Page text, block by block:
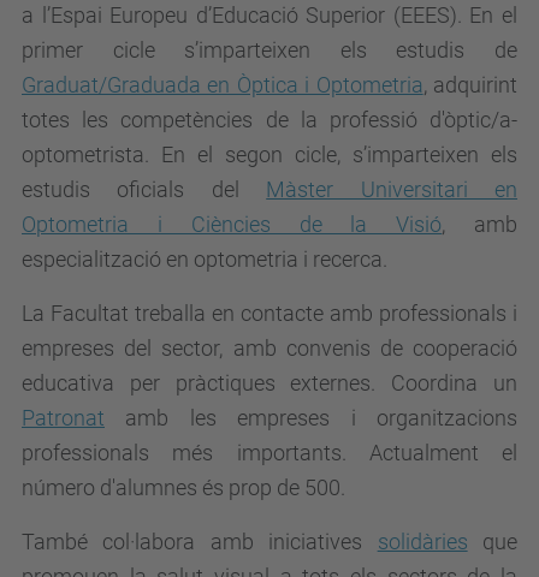
a l’Espai Europeu d’Educació Superior (EEES). En el
primer cicle s’imparteixen els estudis de
Graduat/Graduada en Òptica i Optometria, adquirint
totes les competències de la professió d'òptic/a-
optometrista. En el segon cicle, s’imparteixen els
estudis oficials del Màster Universitari en
Optometria i Ciències de la Visió, amb
especialització en optometria i recerca.
La Facultat treballa en contacte amb professionals i
empreses del sector, amb convenis de cooperació
educativa per pràctiques externes. Coordina un
Patronat amb les empreses i organitzacions
professionals més importants. Actualment el
número d'alumnes és prop de 500.
També col·labora amb iniciatives solidàries que